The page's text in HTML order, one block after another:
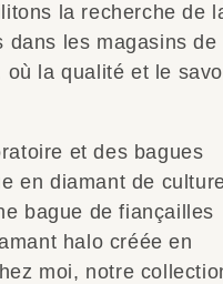
la recherche de
dans les magasins de
la qualité et le
et des bagues
en diamant de
bague de fiançailles
halo créée en
moi, notre